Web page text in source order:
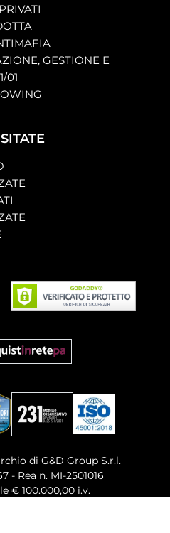
GESTIONE E
01
di G&D Group S.r.l.
- Rea n. MI-2501016
€ 100.000,00 i.v.